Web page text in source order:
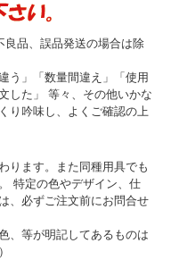
良品、誤品発送の場合は除
う」「数量間違え」「使用
した」 等々、その他いかな
り吟味し、よくご確認の上
ります。また同種用具でも
特定の色やデザイン、仕
、必ずご注文前にお問合せ
、等が明記してあるものは